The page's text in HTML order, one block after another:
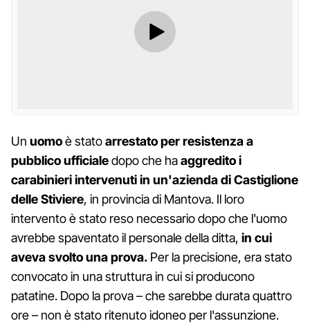
Un uomoè statoarrestato per resistenza a
pubblico ufficialedopo che haaggredito i
carabinieri intervenuti in un'azienda di Castiglione
delle Stiviere, in provincia di Mantova. Il loro
intervento è stato reso necessario dopo che l'uomo
avrebbe spaventato il personale della ditta, in cui
aveva svolto una prova. Per la precisione, era stato
convocato in una struttura in cui si producono
patatine. Dopo la prova – che sarebbe durata quattro
ore – non è stato ritenuto idoneo per l'assunzione.